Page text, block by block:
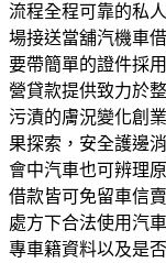
流程全程可靠的私
場接送當舖汽機車
要帶簡單的證件採
營貸款提供致力於
污漬的膚況變化創
果探索，安全護邊
會中汽車也可辨理
借款皆可免留車信
處方下合法使用汽
專車籍資料以及是